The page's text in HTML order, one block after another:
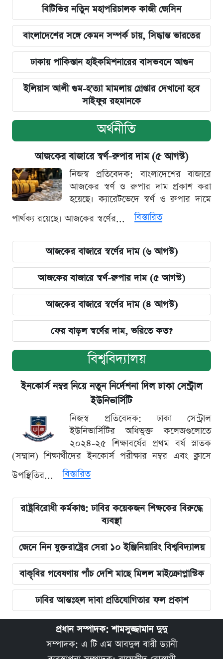
বিটিভির নতিুন মহাপরিচালক কাজী জেসিন
বাংলাদেশের সঙ্গে কেমন সম্পর্ক চায়, সিদ্ধান্ত ভারতের
ঢাকায় পাকিস্তান হাইকমিশনারের বাসভবনে আগুন
ইলিয়াস আলী গুম-হ'ত্যা মামলায় গ্রেপ্তার দেখানো হবে
সাইফুর রহমানকে
অর্থনীতি
আজকের বাজারে স্বর্ণ-রুপার দাম (৫ আগস্ট)
নিজস্ব প্রতিবেদক: বাংলাদেশের বাজারে
আজকের স্বর্ণ ও রুপার দাম প্রকাশ করা
হয়েছে। ক্যারেটভেদে স্বর্ণ ও রুপার দামে
পার্থক্য রয়েছে। আজকের স্বর্ণের...
বিস্তারিত
আজকের বাজারে স্বর্ণের দাম (৬ আগস্ট)
আজকের বাজারে স্বর্ণ-রুপার দাম (৫ আগস্ট)
আজকের বাজারে স্বর্ণের দাম (৪ আগস্ট)
ফের বাড়ল স্বর্ণের দাম, ভরিতে কত?
বিশ্ববিদ্যালয়
ইনকোর্স নম্বর নিয়ে নতুন নির্দেশনা দিল ঢাকা সেন্ট্রাল
ইউনিভার্সিটি
নিজস্ব প্রতিবেদক: ঢাকা সেন্ট্রাল
ইউনিভার্সিটির অধিভুক্ত কলেজগুলোতে
২০২৪-২৫ শিক্ষাবর্ষের প্রথম বর্ষ স্নাতক
(সম্মান) শিক্ষার্থীদের ইনকোর্স পরীক্ষার নম্বর এবং ক্লাসে
উপস্থিতির...
বিস্তারিত
রাষ্ট্রবিরোধী কর্মকাণ্ড: ঢাবির কয়েকজন শিক্ষকের বিরুদ্ধে
ব্যবস্থা
জেনে নিন যুক্তরাষ্ট্রের সেরা ১০ ইঞ্জিনিয়ারিং বিশ্ববিদ্যালয়
বাকৃবির গবেষণায় পাঁচ দেশি মাছে মিলল মাইক্রোপ্লাস্টিক
ঢাবির আন্তঃহল দাবা প্রতিযোগিতার ফল প্রকাশ
প্রধান সম্পাদক: শামসুজ্জামান দুদু
সম্পাদক: এ টি এম আবদুল বারী ড্যানী